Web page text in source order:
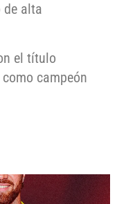
alta
el título
campeón